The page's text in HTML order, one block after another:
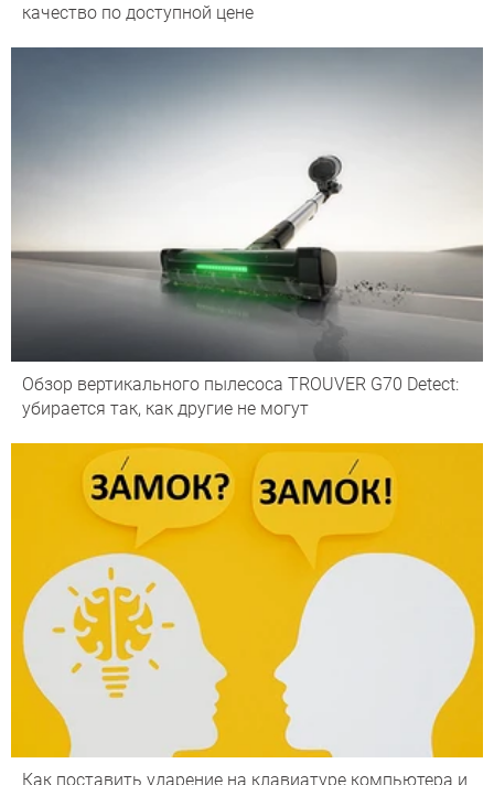
качество по доступной цене
Обзор вертикального пылесоса TROUVER G70 Detect:
убирается так, как другие не могут
Как поставить ударение на клавиатуре компьютера и